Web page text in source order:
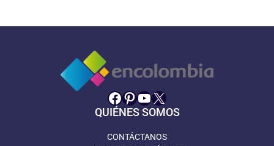
Facebook
Pinterest
YouTube
X
QUIÉNES SOMOS
CONTÁCTANOS